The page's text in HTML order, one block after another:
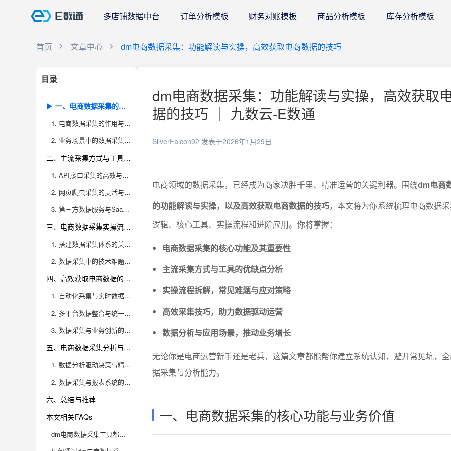
多店铺数据中台 订单分析模板 财务对账模板 商品分析模板 库存分析模板
首页 文章中心 dm电商数据采集：功能解读与实操，高效获取电商数据的技巧
目录
一、电商数据采集的核心功能与业务价值
1. 电商数据采集的作用与关键指标
2. 业务场景中的数据采集需求
二、主流采集方式与工具优劣分析
1. API接口采集的高效与局限
2. 网页爬虫采集的灵活与风险
3. 第三方数据服务与SaaS工具
三、电商数据采集实操流程与常见难题
1. 搭建数据采集体系的关键步骤
2. 数据采集中的技术难题与应对策略
四、高效获取电商数据的技巧与创新实践
1. 自动化采集与实时数据同步
2. 多平台数据整合与统一分析
3. 数据采集与业务创新的结合
五、电商数据采集分析与业务落地
1. 数据分析驱动决策与精细化运营
2. 数据采集与报表系统的集成应用
六、总结与推荐
本文相关FAQs
dm电商数据采集工具都有哪些核心功能？
dm电商数据采集：功能解读与实操，高效获取
据的技巧 ｜ 九数云-E数通
SilverFalcon92 发表于2026年1月29日
电商领域的数据采集，已经成为商家决胜千里、精准运营的关键利器。围绕dm电商
的功能解读与实操，以及高效获取电商数据的技巧，本文将为你系统梳理电商数据
逻辑、核心工具、实操流程和进阶应用。你将掌握：
电商数据采集的核心功能及其重要性
主流采集方式与工具的优缺点分析
实操流程拆解，常见难题与应对策略
高效采集技巧，助力数据驱动运营
数据分析与应用场景，推动业务增长
无论你是电商运营新手还是老兵，这篇文章都能帮你建立系统认知，避开常见坑，
据采集与分析能力。
一、电商数据采集的核心功能与业务价值